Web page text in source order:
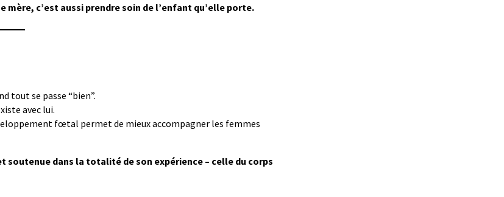
mère, c’est aussi prendre soin de l’enfant qu’elle porte.
tout se passe “bien”.
avec lui.
fœtal permet de mieux accompagner les femmes
soutenue dans la totalité de son expérience – celle du corps